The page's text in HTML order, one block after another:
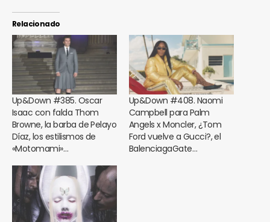
Relacionado
Up&Down #385. Oscar
Isaac con falda Thom
Browne, la barba de Pelayo
Díaz, los estilismos de
«Motomami»…
Up&Down #408. Naomi
Campbell para Palm
Angels x Moncler, ¿Tom
Ford vuelve a Gucci?, el
BalenciagaGate…